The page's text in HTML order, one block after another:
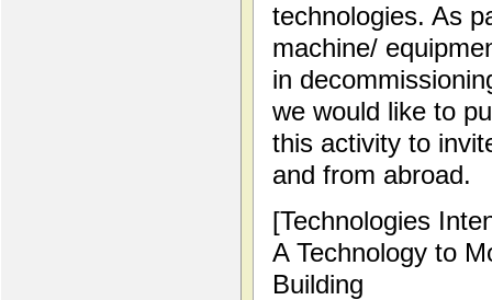
technologies. As
machine/
in
we would like to
this activity to
and from abroad.
[Technologies
A Technology to
Building